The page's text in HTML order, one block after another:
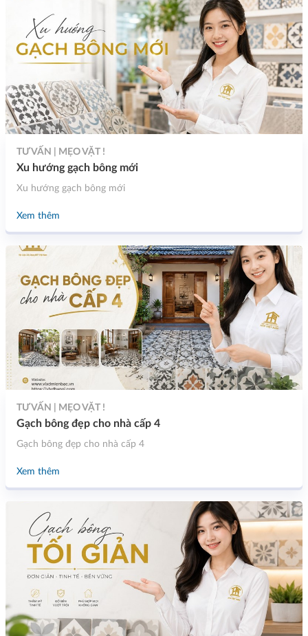
TƯ VẤN | MẸO VẶT !
Xu hướng gạch bông mới
Xu hướng gạch bông mới
Xem thêm
TƯ VẤN | MẸO VẶT !
Gạch bông đẹp cho nhà cấp 4
Gạch bông đẹp cho nhà cấp 4
Xem thêm